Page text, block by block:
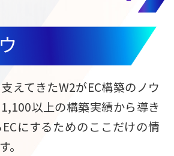
サイト構築
ブスク/定期通販
サイト構築
導入事例
USEFUL
お役立ち情報
NEWS
ニュース
えてきたW2がEC構築のノウ
以上の構築実績から導き
にするためのここだけの情
。